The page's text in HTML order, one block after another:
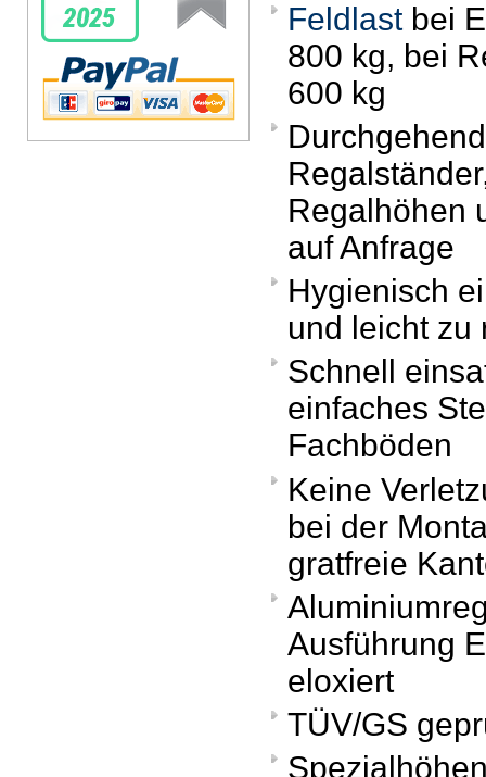
Feldlastbei
800 kg, bei
600 kg
Regalhöhen
auf Anfrage
Hygienisch
und leicht zu
Schnell
einfaches
Fachböden
Keine
bei der
gratfreie
Ausführung
eloxiert
TÜV/GS